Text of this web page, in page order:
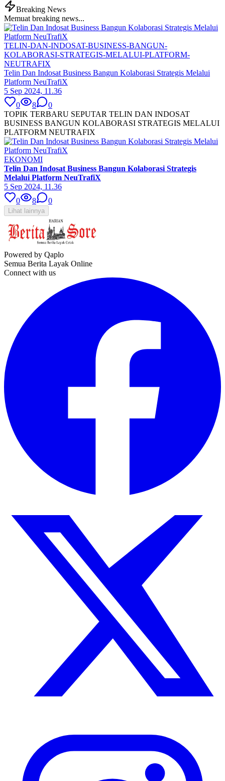
Breaking News
Memuat breaking news...
TELIN-DAN-INDOSAT-BUSINESS-BANGUN-
KOLABORASI-STRATEGIS-MELALUI-PLATFORM-
NEUTRAFIX
Telin Dan Indosat Business Bangun Kolaborasi Strategis Melalui
Platform NeuTrafiX
5 Sep 2024, 11.36
0
8
0
TOPIK TERBARU SEPUTAR TELIN DAN INDOSAT
BUSINESS BANGUN KOLABORASI STRATEGIS MELALUI
PLATFORM NEUTRAFIX
EKONOMI
Telin Dan Indosat Business Bangun Kolaborasi Strategis
Melalui Platform NeuTrafiX
5 Sep 2024, 11.36
0
8 0
Lihat lainnya
Powered by Qaplo
Semua Berita Layak Online
Connect with us